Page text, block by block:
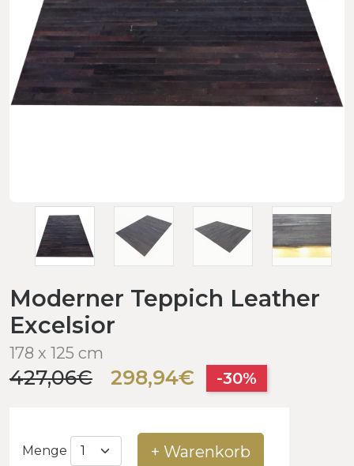
Moderner Teppich Leather
Excelsior
178 x 125 cm
427,06€ 298,94€ -30%
Menge + Warenkorb